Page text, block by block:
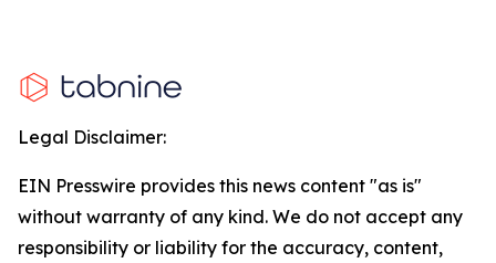
Legal Disclaimer:
EIN Presswire provides this news content "as is"
without warranty of any kind. We do not accept any
responsibility or liability for the accuracy, content,